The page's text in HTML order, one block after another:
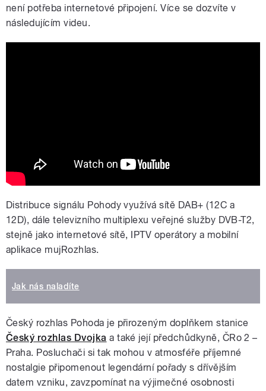
není potřeba internetové připojení. Více se dozvíte v
následujícím videu.
Distribuce signálu Pohody využívá sítě DAB+ (12C a
12D), dále televizního multiplexu veřejné služby DVB-T2,
stejně jako internetové sítě, IPTV operátory a mobilní
aplikace mujRozhlas.
Jak nás naladíte
Český rozhlas Pohoda je přirozeným doplňkem stanice
Český rozhlas Dvojka a také její předchůdkyně, ČRo 2 –
Praha. Posluchači si tak mohou v atmosféře příjemné
nostalgie připomenout legendární pořady s dřívějším
datem vzniku, zavzpomínat na výjimečné osobnosti